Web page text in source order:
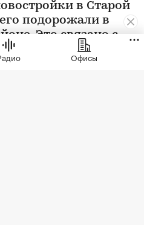
в Старой
подорожали в
Это связано с
нового
Офисы